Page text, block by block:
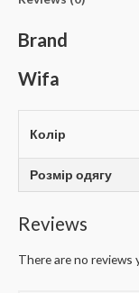
Brand
Wifa
Колір
Розмір одягу
Reviews
There are no reviews